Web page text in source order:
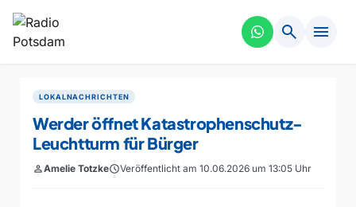
search menu
LOKALNACHRICHTEN
Werder öffnet Katastrophenschutz-
Leuchtturm für Bürger
personAmelie TotzkescheduleVeröffentlicht am 10.06.2026 um 13:05 Uhr